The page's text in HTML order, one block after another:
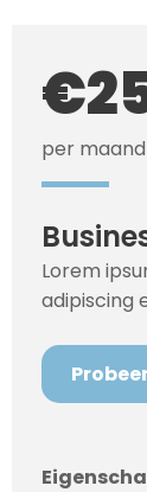
per maand
Lorem
adipiscing